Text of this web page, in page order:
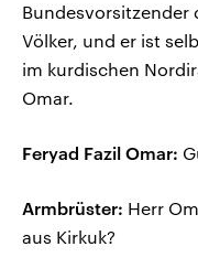
Bundesvorsitzender
Völker, und er ist
im kurdischen
Omar.
Feryad Fazil Omar:
Armbrüster: Herr
aus Kirkuk?